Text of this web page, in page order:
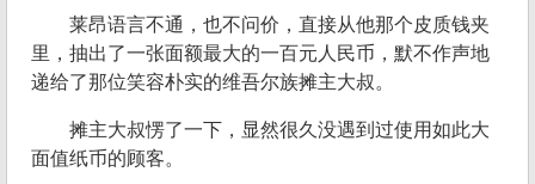
莱昂语言不通，也不问价，直接从他那个皮质钱夹
里，抽出了一张面额最大的一百元人民币，默不作声地
递给了那位笑容朴实的维吾尔族摊主大叔。
摊主大叔愣了一下，显然很久没遇到过使用如此大
面值纸币的顾客。